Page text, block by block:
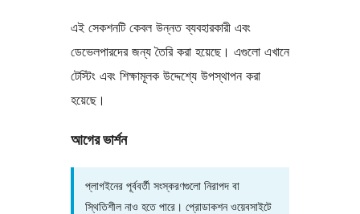
এই সেকশনটি কেবল উন্নত ব্যবহারকারী এবং
ডেভেলপারদের জন্য তৈরি করা হয়েছে। এগুলো এখানে
টেস্টিং এবং শিক্ষামূলক উদ্দেশ্যে উপস্থাপন করা
হয়েছে।
আগের ভার্শন
প্লাগইনের পূর্ববর্তী সংস্করণগুলো নিরাপদ বা
স্থিতিশীল নাও হতে পারে। প্রোডাকশন ওয়েবসাইটে